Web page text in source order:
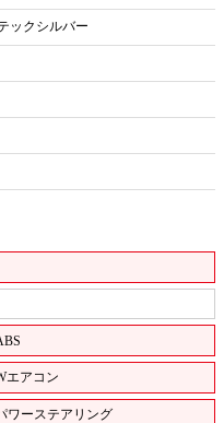
ックシルバー
エアコン
ワーステアリング